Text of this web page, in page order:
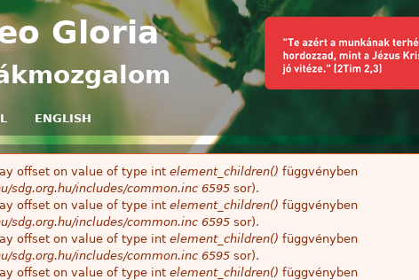
a tartalomra
Gloria
ENGLISH
offset on value of type int element_children() függvényben
sdg.org.hu/includes/common.inc 6595 sor).
offset on value of type int element_children() függvényben
sdg.org.hu/includes/common.inc 6595 sor).
offset on value of type int element_children() függvényben
sdg.org.hu/includes/common.inc 6595 sor).
offset on value of type int element_children() függvényben